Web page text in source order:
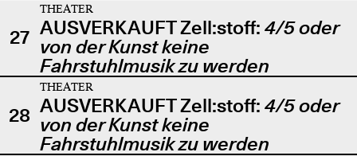
27
THEATER
AUSVERKAUFT Zell:stoff: 4/5 oder
von der Kunst keine
Fahrstuhlmusik zu werden
28
THEATER
AUSVERKAUFT Zell:stoff: 4/5 oder
von der Kunst keine
Fahrstuhlmusik zu werden